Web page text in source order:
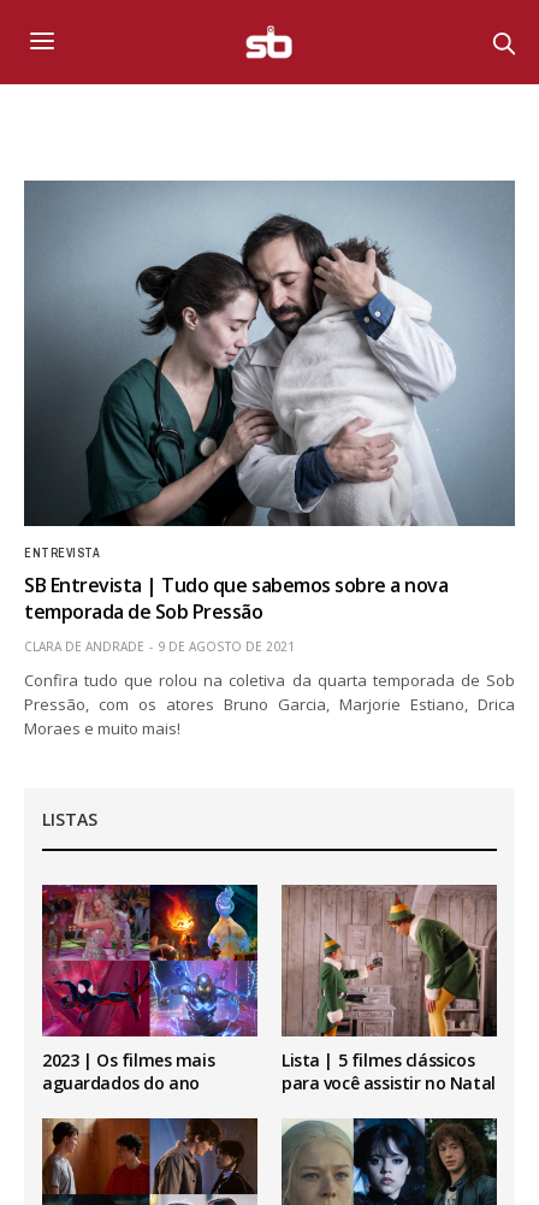
ENTREVISTA
SB Entrevista | Tudo que sabemos sobre a nova
temporada de Sob Pressão
CLARA DE ANDRADE 9 DE AGOSTO DE 2021
Confira tudo que rolou na coletiva da quarta temporada de Sob
Pressão, com os atores Bruno Garcia, Marjorie Estiano, Drica
Moraes e muito mais!
LISTAS
2023 | Os filmes mais
aguardados do ano
Lista | 5 filmes clássicos
para você assistir no Natal